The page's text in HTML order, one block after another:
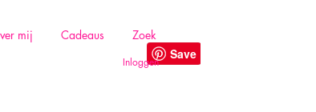
mij Cadeaus Zoek
Inloggen